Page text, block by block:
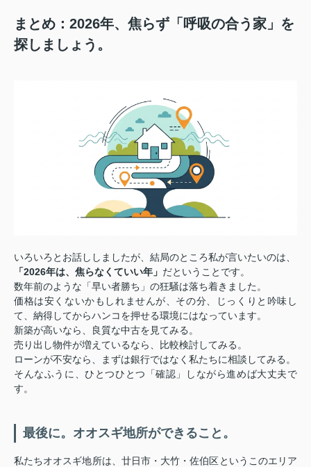
まとめ：2026年、焦らず「呼吸の合う家」を
探しましょう。
いろいろとお話ししましたが、結局のところ私が言いたいのは、
「2026年は、焦らなくていい年」 だということです。
数年前のような「早い者勝ち」の狂騒は落ち着きました。
価格は安くないかもしれませんが、その分、じっくりと吟味し
て、納得してからハンコを押せる環境にはなっています。
新築が高いなら、良質な中古を見てみる。
売り出し物件が増えているなら、比較検討してみる。
ローンが不安なら、まずは銀行ではなく私たちに相談してみる。
そんなふうに、ひとつひとつ「確認」しながら進めば大丈夫で
す。
最後に。オオスギ地所ができること。
私たちオオスギ地所は、廿日市・大竹・佐伯区というこのエリア